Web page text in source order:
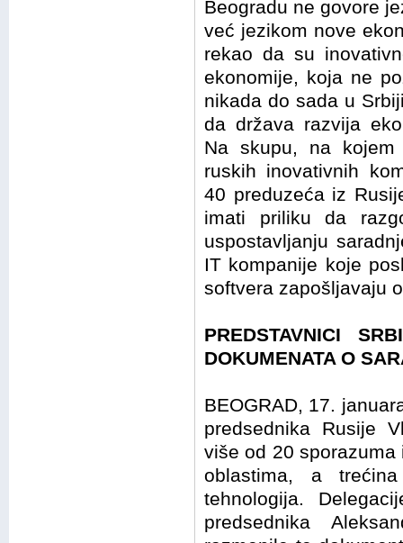
Beogradu ne govore
već jezikom nove
rekao da su
ekonomije, koja ne
nikada do sada u
da država razvija
Na skupu, na
ruskih inovativnih
40 preduzeća iz
imati priliku da
uspostavljanju
IT kompanije koje
softvera zapošljavaju
PREDSTAVNICI
DOKUMENATA O
BEOGRAD, 17.
predsednika Rusije
više od 20
oblastima, a
tehnologija.
predsednika